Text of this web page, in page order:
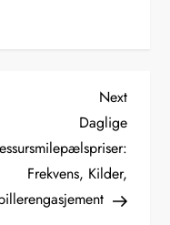
Next
Post
Next
Daglige
Frekvens, Kilder,